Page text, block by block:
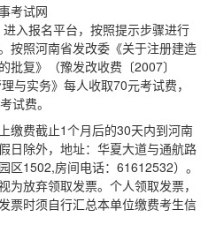
考试网
进入报名平台，按照提示步骤进行
按照河南省发改委《关于注册建造
批复》（豫发改收费〔2007〕
与实务》每人收取70元考试费，
试费。
缴费截止1个月后的30天内到河南
日除外，地址：华夏大道与通航路
区1502,房间电话：61612532）。
放弃领取发票。个人领取发票，
票时须自行汇总本单位缴费考生信